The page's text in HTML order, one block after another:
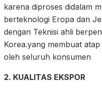
karena diproses didalam
berteknologi Eropa dan
dengan Teknisi ahli
Korea.yang membuat
oleh seluruh konsumen
2. KUALITAS EKSPOR